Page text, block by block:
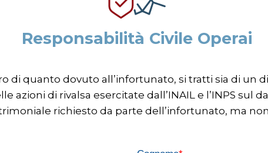
Responsabilità Civile Operai
di quanto dovuto all’infortunato, si tratti sia di un
azioni di rivalsa esercitate dall’INAIL e l’INPS sul
richiesto da parte dell’infortunato, ma